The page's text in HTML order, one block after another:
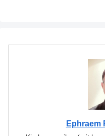
Ephraem